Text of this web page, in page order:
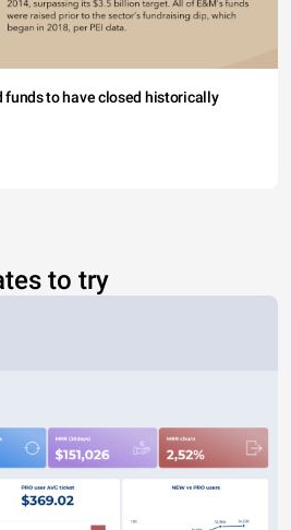
to have closed historically
to try